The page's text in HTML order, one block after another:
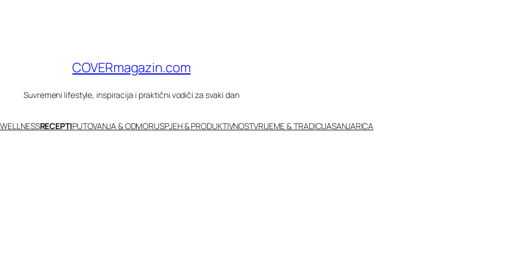
COVERmagazin.com
Suvremeni lifestyle, inspiracija i praktični vodiči za svaki dan
RECEPTIPUTOVANJA & ODMORUSPJEH & PRODUKTIVNOSTVRIJEME & TRADICIJASANJARICA